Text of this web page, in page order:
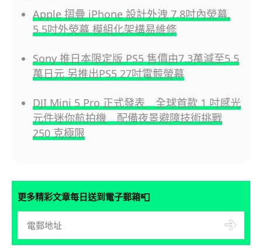
Apple 摺疊 iPhone 設計外洩 7.8吋內熒幕,
5.5吋外熒幕 模組化架構易維修
Sony 推日本限定版 PS5 售價由7.3萬減至5.5
萬日元 另推出PS5 27吋電競螢幕
DJI Mini 5 Pro 正式發表 全球首款 1 吋感光
元件迷你航拍機 配備夜景避障技術挑戰
250 克極限
更多精彩文章每日送到電子郵箱📮